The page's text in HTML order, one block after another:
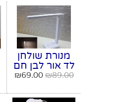
מנורת שולחן
לד אור לבן חם
ולבן קר עם
וחיבור USB
₪89.00
₪69.00